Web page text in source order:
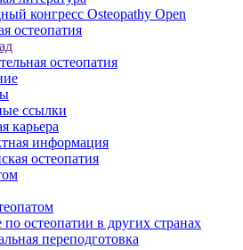
конгресс Osteopathy Open
остеопатия
остеопатия
ссылки
карьера
информация
остеопатия
остеопатии в других странах
переподготовка